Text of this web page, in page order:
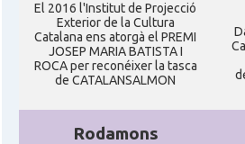
El 2016 l'Institut de Projecció
Exterior de la Cultura
Catalana ens atorgà el PREMI
JOSEP MARIA BATISTA I
ROCA per reconéixer la tasca
de CATALANSALMON
Rodamons